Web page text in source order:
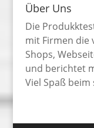
Über Uns
Die
mit Firmen die
Shops,
und berichtet
Viel Spaß